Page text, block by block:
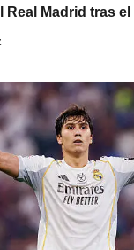
Real Madrid tras